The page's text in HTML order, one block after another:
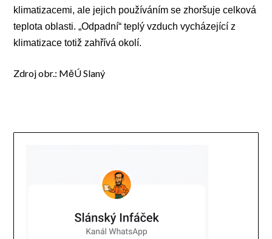
klimatizacemi, ale jejich používáním se zhoršuje celková
teplota oblasti. „Odpadní“ teplý vzduch vycházející z
klimatizace totiž zahřívá okolí.
Zdroj obr.: MěÚ Slaný